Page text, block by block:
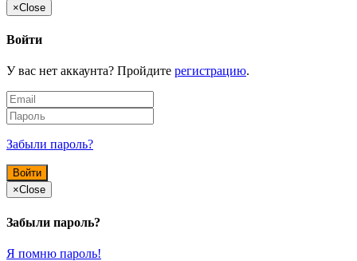
×Close
Войти
У вас нет аккаунта? Пройдите регистрацию.
Забыли пароль?
×Close
Забыли пароль?
Я помню пароль!